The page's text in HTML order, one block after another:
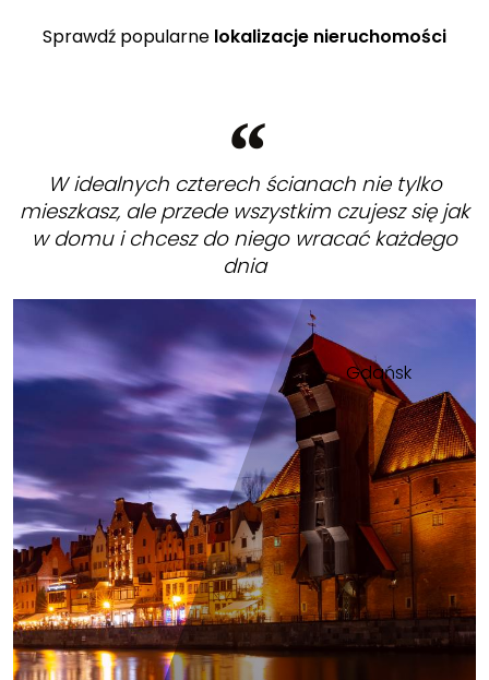
Sprawdź popularne lokalizacje nieruchomości
W idealnych czterech ścianach nie tylko
mieszkasz, ale przede wszystkim czujesz się jak
w domu i chcesz do niego wracać każdego
dnia
Gdańsk